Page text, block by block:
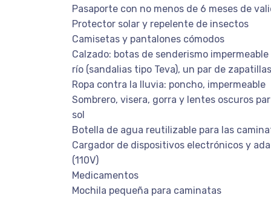
Pasaporte con no menos de 6 meses de
Protector solar y repelente de insectos
Camisetas y pantalones cómodos
Calzado: botas de senderismo
río (sandalias tipo Teva), un par de zapatillas
Ropa contra la lluvia: poncho, impermeable
Sombrero, visera, gorra y lentes oscuros
sol
Botella de agua reutilizable para las
Cargador de dispositivos electrónicos y
(110V)
Medicamentos
Mochila pequeña para caminatas